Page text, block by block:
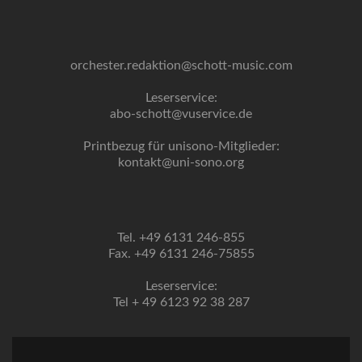
orchester.redaktion@schott-music.com
Leserservice:
abo-schott@vuservice.de
Printbezug für unisono-Mitglieder:
kontakt@uni-sono.org
Tel. +49 6131 246-855
Fax. +49 6131 246-75855
Leserservice:
Tel + 49 6123 92 38 287